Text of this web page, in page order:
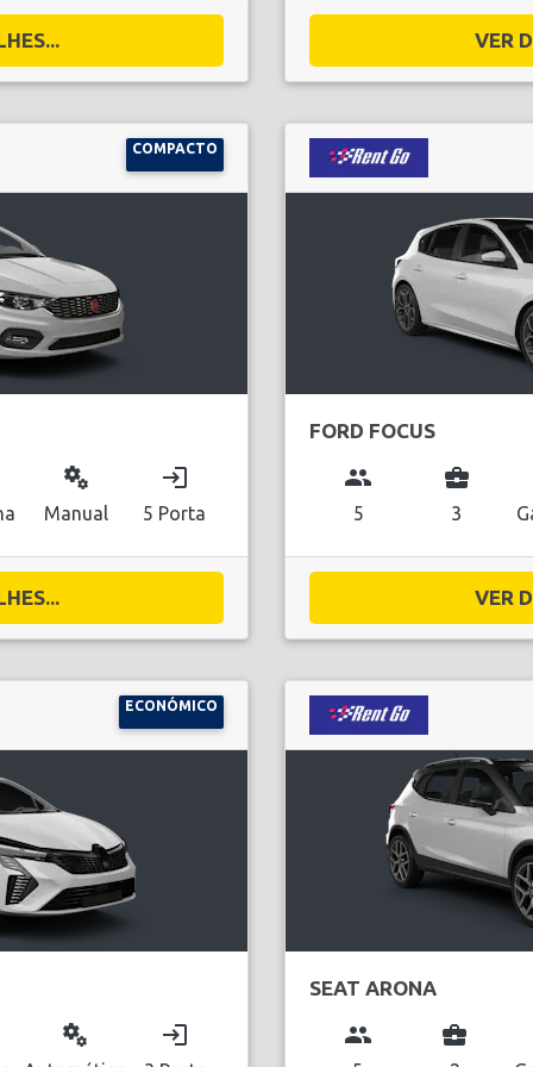
VER
COMPACTO
miscellaneous_services
Manual
login
5 Porta
FORD FOCUS
group
5
business_center
3
VER
ECONÓMICO
miscellaneous_services login
SEAT ARONA
group business_center